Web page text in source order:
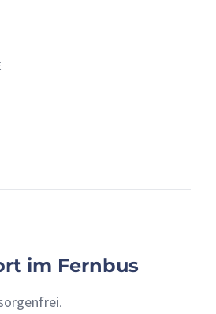
im Fernbus
.